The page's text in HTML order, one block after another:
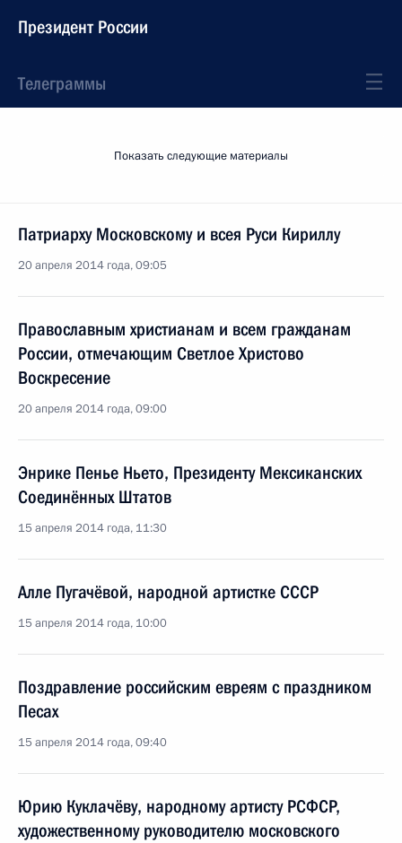
Президент России
Телеграммы
Показать следующие материалы
Патриарху Московскому и всея Руси Кириллу
20 апреля 2014 года, 09:05
Православным христианам и всем гражданам
России, отмечающим Светлое Христово
Воскресение
20 апреля 2014 года, 09:00
Энрике Пенье Ньето, Президенту Мексиканских
Соединённых Штатов
15 апреля 2014 года, 11:30
Алле Пугачёвой, народной артистке СССР
15 апреля 2014 года, 10:00
Поздравление российским евреям с праздником
Песах
15 апреля 2014 года, 09:40
Юрию Куклачёву, народному артисту РСФСР,
художественному руководителю московского